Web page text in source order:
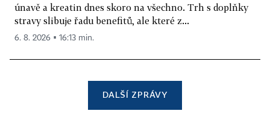
únavě a kreatin dnes skoro na všechno. Trh s doplňky
stravy slibuje řadu benefitů, ale které z...
6. 8. 2026 ▪ 16:13 min.
DALŠÍ ZPRÁVY